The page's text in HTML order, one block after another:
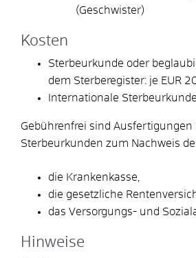
(Geschwister)
Kosten
Sterbeurkunde oder
dem Sterberegister: je EUR
Internationale
Gebührenfrei sind Ausfertigungen
Sterbeurkunden zum Nachweis
die Krankenkasse,
die gesetzliche
das Versorgungs- und
Hinweise